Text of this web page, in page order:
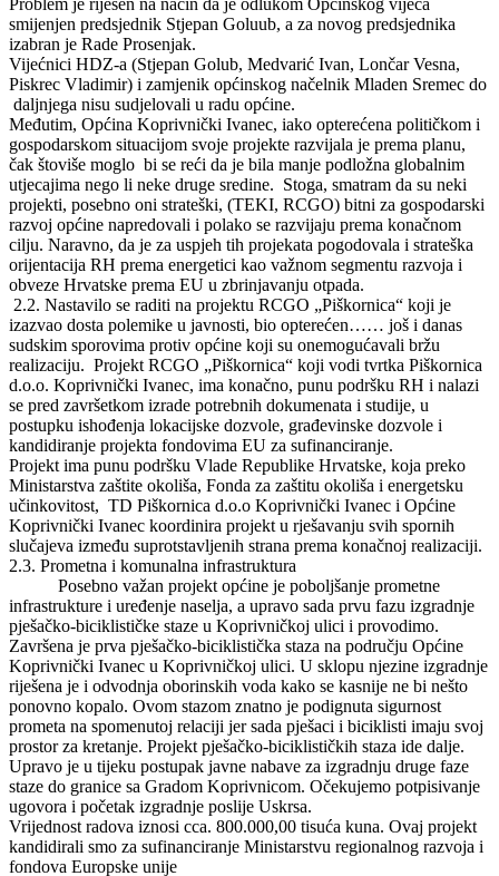
Problem je riješen na način da je odlukom Općinskog vijeća
smijenjen predsjednik Stjepan Goluub, a za novog predsjednika
izabran je Rade Prosenjak.
Vijećnici HDZ-a (Stjepan Golub, Medvarić Ivan, Lončar Vesna,
Piskrec Vladimir) i zamjenik općinskog načelnik Mladen Sremec do
daljnjega nisu sudjelovali u radu općine.
Međutim, Općina Koprivnički Ivanec, iako opterećena političkom i
gospodarskom situacijom svoje projekte razvijala je prema planu,
čak štoviše moglo bi se reći da je bila manje podložna globalnim
utjecajima nego li neke druge sredine. Stoga, smatram da su neki
projekti, posebno oni strateški, (TEKI, RCGO) bitni za gospodarski
razvoj općine napredovali i polako se razvijaju prema konačnom
cilju. Naravno, da je za uspjeh tih projekata pogodovala i strateška
orijentacija RH prema energetici kao važnom segmentu razvoja i
obveze Hrvatske prema EU u zbrinjavanju otpada.
2.2. Nastavilo se raditi na projektu RCGO „Piškornica“ koji je
izazvao dosta polemike u javnosti, bio opterećen…… još i danas
sudskim sporovima protiv općine koji su onemogućavali bržu
realizaciju. Projekt RCGO „Piškornica“ koji vodi tvrtka Piškornica
d.o.o. Koprivnički Ivanec, ima konačno, punu podršku RH i nalazi
se pred završetkom izrade potrebnih dokumenata i studije, u
postupku ishođenja lokacijske dozvole, građevinske dozvole i
kandidiranje projekta fondovima EU za sufinanciranje.
Projekt ima punu podršku Vlade Republike Hrvatske, koja preko
Ministarstva zaštite okoliša, Fonda za zaštitu okoliša i energetsku
učinkovitost, TD Piškornica d.o.o Koprivnički Ivanec i Općine
Koprivnički Ivanec koordinira projekt u rješavanju svih spornih
slučajeva između suprotstavljenih strana prema konačnoj realizaciji.
2.3. Prometna i komunalna infrastruktura
Posebno važan projekt općine je poboljšanje prometne
infrastrukture i uređenje naselja, a upravo sada prvu fazu izgradnje
pješačko-biciklističke staze u Koprivničkoj ulici i provodimo.
Završena je prva pješačko-biciklistička staza na području Općine
Koprivnički Ivanec u Koprivničkoj ulici. U sklopu njezine izgradnje
riješena je i odvodnja oborinskih voda kako se kasnije ne bi nešto
ponovno kopalo. Ovom stazom znatno je podignuta sigurnost
prometa na spomenutoj relaciji jer sada pješaci i biciklisti imaju svoj
prostor za kretanje. Projekt pješačko-biciklističkih staza ide dalje.
Upravo je u tijeku postupak javne nabave za izgradnju druge faze
staze do granice sa Gradom Koprivnicom. Očekujemo potpisivanje
ugovora i početak izgradnje poslije Uskrsa.
Vrijednost radova iznosi cca. 800.000,00 tisuća kuna. Ovaj projekt
kandidirali smo za sufinanciranje Ministarstvu regionalnog razvoja i
fondova Europske unije